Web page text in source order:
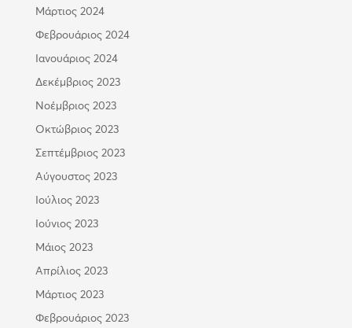
Μάρτιος 2024
Φεβρουάριος 2024
Ιανουάριος 2024
Δεκέμβριος 2023
Νοέμβριος 2023
Οκτώβριος 2023
Σεπτέμβριος 2023
Αύγουστος 2023
Ιούλιος 2023
Ιούνιος 2023
Μάιος 2023
Απρίλιος 2023
Μάρτιος 2023
Φεβρουάριος 2023